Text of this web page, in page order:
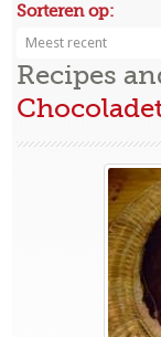
Sorteren op:
Meest recent
Recipes